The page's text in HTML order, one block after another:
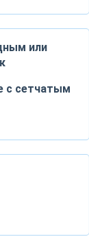
или
с сетчатым